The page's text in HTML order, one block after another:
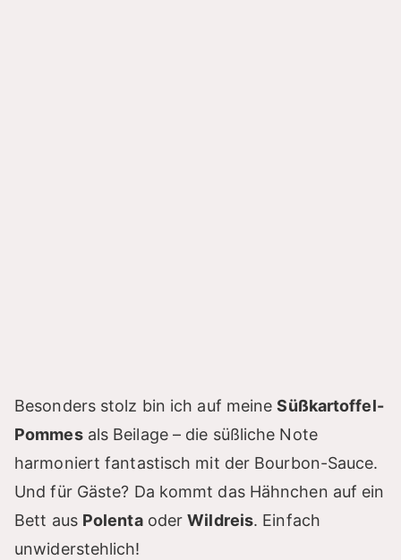
Besonders stolz bin ich auf meineSüßkartoffel-
Pommesals Beilage – die süßliche Note
harmoniert fantastisch mit der Bourbon-Sauce.
Und für Gäste? Da kommt das Hähnchen auf ein
Bett aus PolentaoderWildreis. Einfach
unwiderstehlich!